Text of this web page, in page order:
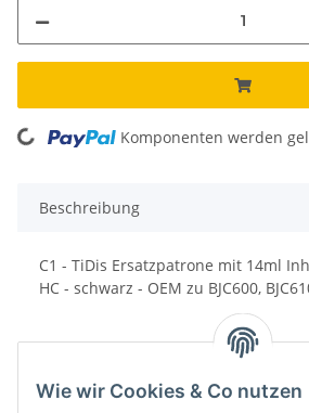
Loading... Komponenten werden
Beschreibung
C1 - TiDis Ersatzpatrone mit 14ml
HC - schwarz - OEM zu BJC600,
Wie wir Cookies & Co nutzen